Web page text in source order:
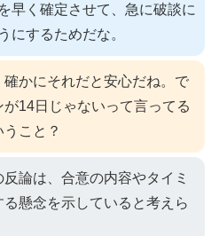
早く確定させて、急に破談に
にするためだな。
確かにそれだと安心だね。で
が14日じゃないって言ってる
こと？
論は、合意の内容やタイミ
る懸念を示していると考えら